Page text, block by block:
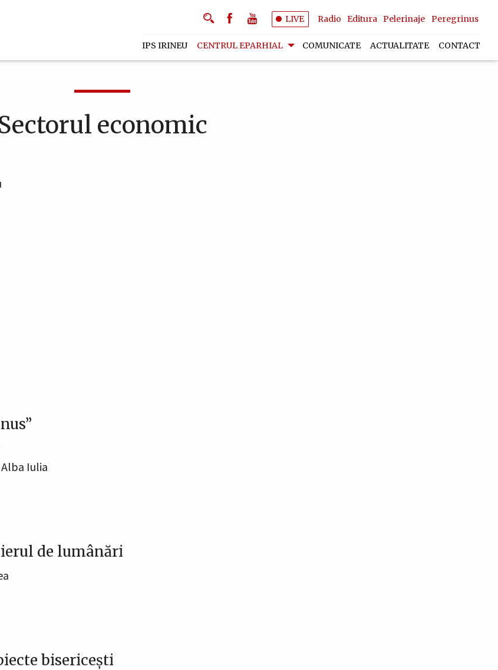
LIVE Radio Editura Pelerinaje Peregrinus
IPS IRINEU CENTRUL EPARHIAL COMUNICATE ACTUALITATE CONTACT
economic
Alba Iulia
de lumânări
bisericești